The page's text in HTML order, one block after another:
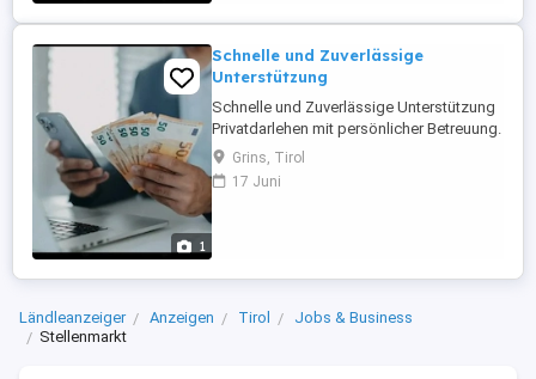
1
Schnelle und Zuverlässige
Unterstützung
Schnelle und Zuverlässige Unterstützung
Privatdarlehen mit persönlicher Betreuung.
Schnelle Antwort, einfache Abwicklung
und diskreter Service. Kontaktieren Sie
uns für weitere Informationen.
Grins, Tirol
17 Juni
Ländleanzeiger Anzeigen Tirol
Jobs & Business
Stellenmarkt